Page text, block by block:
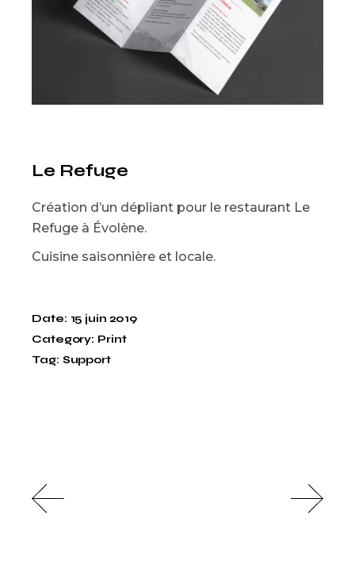
Le Refuge
Création d’un dépliant pour le restaurant Le
Refuge à Évolène.
Cuisine saisonnière et locale.
Date: 15 juin 2019
Category: Print
Tag: Support